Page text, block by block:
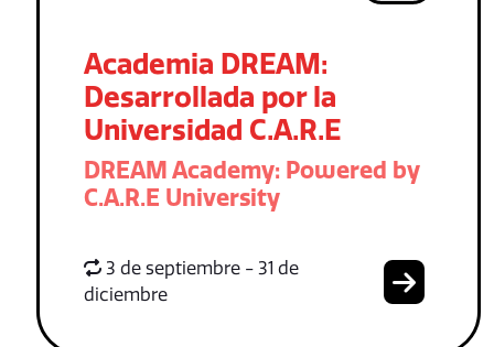
Academia DREAM:
Desarrollada por la
Universidad C.A.R.E
DREAM Academy: Powered by
C.A.R.E University
3 de septiembre - 31 de
diciembre